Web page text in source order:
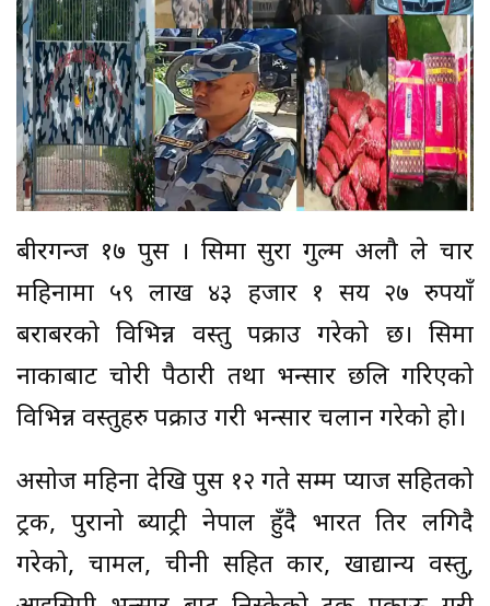
बीरगन्ज १७ पुस । सिमा सुरक्षा गुल्म अलौ ले चार
महिनामा ५९ लाख ४३ हजार १ सय २७ रुपयाँ
बराबरको विभिन्न वस्तु पक्राउ गरेको छ। सिमा
नाकाबाट चोरी पैठारी तथा भन्सार छलि गरिएको
विभिन्न वस्तुहरु पक्राउ गरी भन्सार चलान गरेको हो।
असोज महिना देखि पुस १२ गते सम्म प्याज सहितको
ट्रक, पुरानो ब्याट्री नेपाल हुँदै भारत तिर लगिदै
गरेको, चामल, चीनी सहित कार, खाद्यान्य वस्तु,